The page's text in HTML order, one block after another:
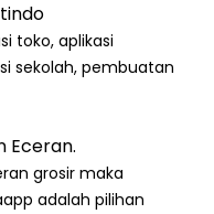
toko, aplikasi
sekolah, pembuatan
Eceran.
grosir maka
adalah pilihan